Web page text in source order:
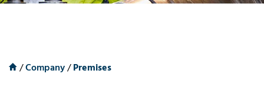
/Company/Premises